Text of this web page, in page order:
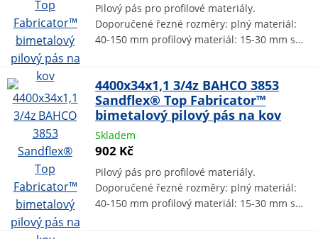
Pilový pás pro profilové materiály.
Doporučené řezné rozměry: plný materiál:
40-150 mm profilový materiál: 15-30 mm s…
4400x34x1,1 3/4z BAHCO 3853
Sandflex® Top Fabricator™
bimetalový pilový pás na kov
Skladem
902 Kč
Pilový pás pro profilové materiály.
Doporučené řezné rozměry: plný materiál:
40-150 mm profilový materiál: 15-30 mm s…